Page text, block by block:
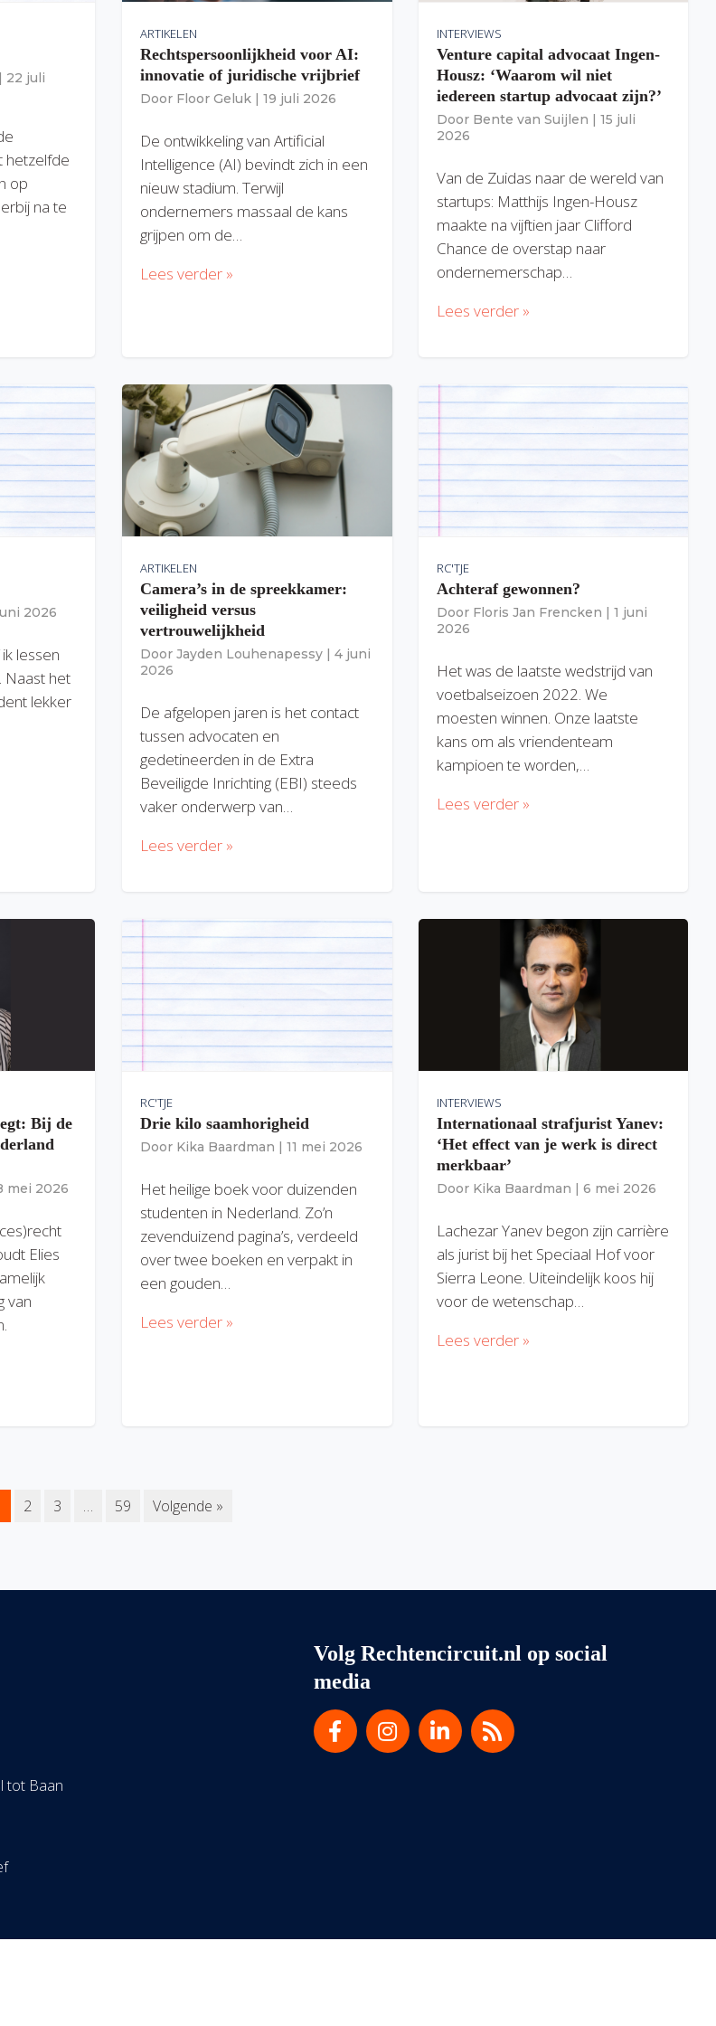
| 22 juli
hetzelfde
op
na te
ARTIKELEN
Rechtspersoonlijkheid voor AI:
innovatie of juridische vrijbrief
Door Floor Geluk | 19 juli 2026
De ontwikkeling van Artificial
Intelligence (AI) bevindt zich in een
nieuw stadium. Terwijl
ondernemers massaal de kans
grijpen om de…
Lees verder »
INTERVIEWS
Venture capital advocaat Ingen-
Housz: ‘Waarom wil niet
iedereen startup advocaat zijn?’
Door Bente van Suijlen | 15 juli
2026
Van de Zuidas naar de wereld van
startups: Matthijs Ingen-Housz
maakte na vijftien jaar Clifford
Chance de overstap naar
ondernemerschap…
Lees verder »
2026
lessen
Naast het
lekker
ARTIKELEN
Camera’s in de spreekkamer:
veiligheid versus
vertrouwelijkheid
Door Jayden Louhenapessy | 4 juni
2026
De afgelopen jaren is het contact
tussen advocaten en
gedetineerden in de Extra
Beveiligde Inrichting (EBI) steeds
vaker onderwerp van…
Lees verder »
RC'TJE
Achteraf gewonnen?
Door Floris Jan Frencken | 1 juni
2026
Het was de laatste wedstrijd van
voetbalseizoen 2022. We
moesten winnen. Onze laatste
kans om als vriendenteam
kampioen te worden,…
Lees verder »
Bij de
mei 2026
Elies
van
RC'TJE
Drie kilo saamhorigheid
Door Kika Baardman | 11 mei 2026
Het heilige boek voor duizenden
studenten in Nederland. Zo’n
zevenduizend pagina’s, verdeeld
over twee boeken en verpakt in
een gouden…
Lees verder »
INTERVIEWS
Internationaal strafjurist Yanev:
‘Het effect van je werk is direct
merkbaar’
Door Kika Baardman | 6 mei 2026
Lachezar Yanev begon zijn carrière
als jurist bij het Speciaal Hof voor
Sierra Leone. Uiteindelijk koos hij
voor de wetenschap…
Lees verder »
2 3 … 59 Volgende »
tot Baan
Volg Rechtencircuit.nl op social
media